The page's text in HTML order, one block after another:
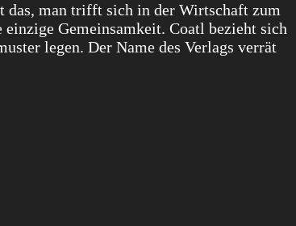
das, man trifft sich in der Wirtschaft zum
Gemeinsamkeit. Coatl bezieht sich
legen. Der Name des Verlags verrät